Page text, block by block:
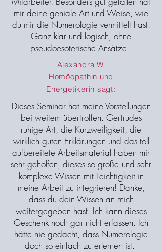
mir deine geniale Art und Weise, wie
du mir die Numerologie vermittelt hast.
Ganz klar und logisch, ohne
pseudoesoterische Ansätze.
Alexandra W.
Homöopathin und
Energetikerin sagt:
Dieses Seminar hat meine Vorstellungen
bei weitem übertroffen. Gertrudes
ruhige Art, die Kurzweiligkeit, die
wirklich guten Erklärungen und das toll
aufbereitete Arbeitsmaterial haben mir
sehr geholfen, dieses so große und sehr
komplexe Wissen mit Leichtigkeit in
meine Arbeit zu integrieren! Danke,
dass du dein Wissen an mich
weitergegeben hast. Ich kann dieses
Geschenk noch gar nicht erfassen. Ich
hätte nie gedacht, dass Numerologie
doch so einfach zu erlernen ist.